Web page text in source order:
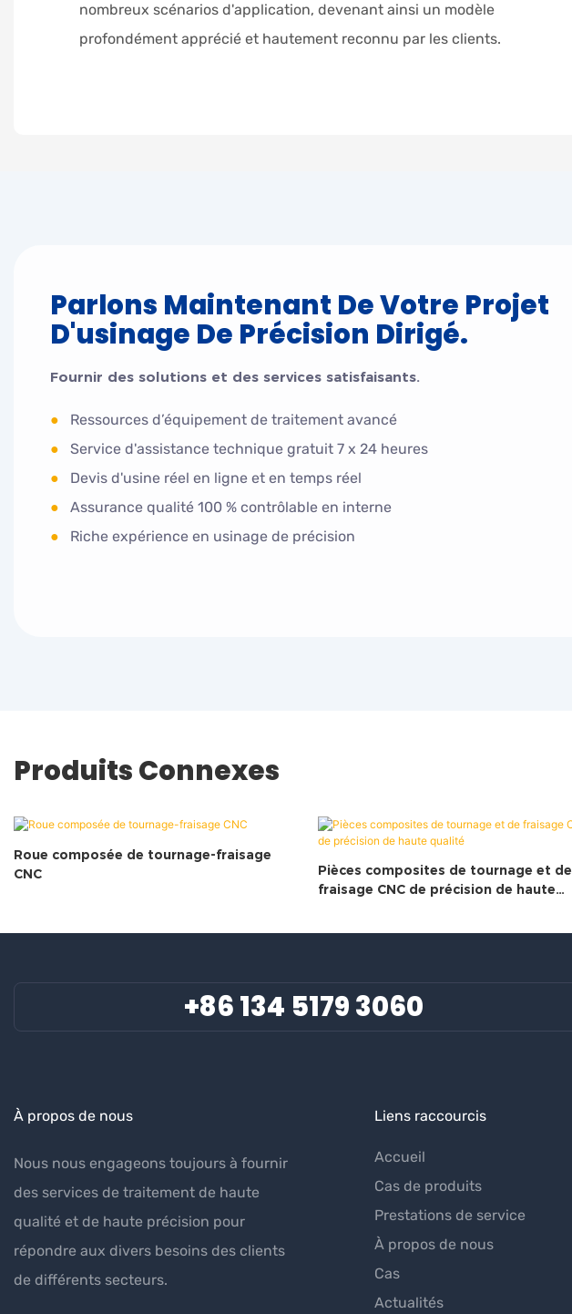
nombreux scénarios d'application, devenant ainsi un modèle
profondément apprécié et hautement reconnu par les clients.
Parlons Maintenant De Votre Projet
D'usinage De Précision Dirigé.
Fournir des solutions et des services satisfaisants.
●
Ressources d’équipement de traitement avancé
●
Service d'assistance technique gratuit 7 x 24 heures
●
Devis d'usine réel en ligne et en temps réel
●
Assurance qualité 100 % contrôlable en interne
●
Riche expérience en usinage de précision
Produits Connexes
Roue composée de tournage-fraisage
CNC
Pièces composites de tournage et de
fraisage CNC de précision de haute
+86 134 5179 3060
À propos de nous
Nous nous engageons toujours à fournir
des services de traitement de haute
qualité et de haute précision pour
répondre aux divers besoins des clients
de différents secteurs.
Liens raccourcis
Accueil
Cas de produits
Prestations de service
À propos de nous
Cas
Actualités